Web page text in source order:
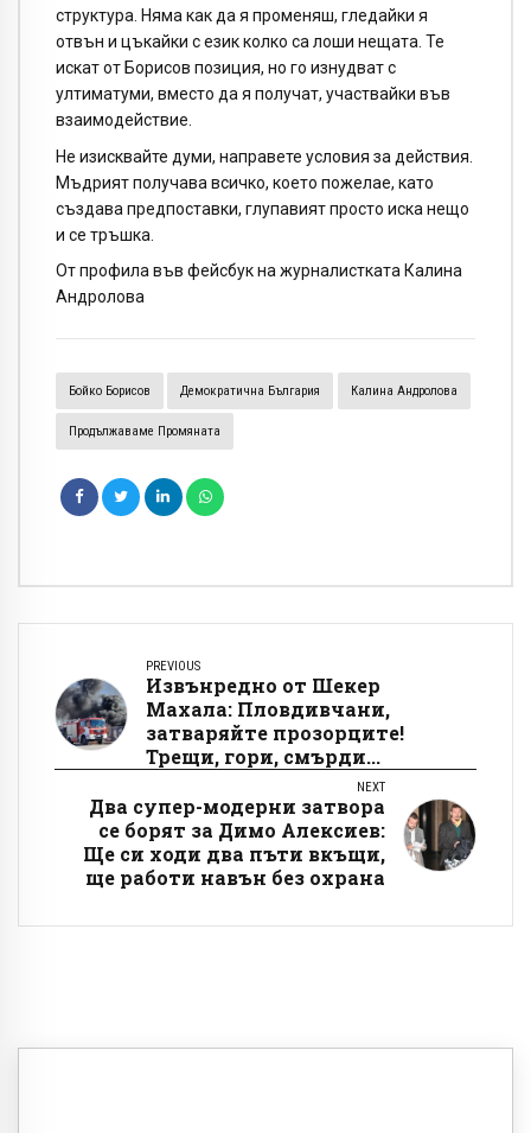
структура. Няма как да я променяш, гледайки я
отвън и цъкайки с език колко са лоши нещата. Те
искат от Борисов позиция, но го изнудват с
ултиматуми, вместо да я получат, участвайки във
взаимодействие.
Не изисквайте думи, направете условия за действия.
Мъдрият получава всичко, което пожелае, като
създава предпоставки, глупавият просто иска нещо
и се тръшка.
От профила във фейсбук на журналистката Калина
Андролова
Бойко Борисов Демократична България Калина Андролова
Продължаваме Промяната
PREVIOUS
Извънредно от Шекер
Махала: Пловдивчани,
затваряйте прозорците!
Трещи, гори, смърди...
NEXT
Два супер-модерни затвора
се борят за Димо Алексиев:
Ще си ходи два пъти вкъщи,
ще работи навън без охрана